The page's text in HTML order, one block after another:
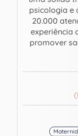
psicologia e
20.000
experiência
promover